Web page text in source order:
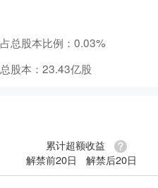
占总股本比例： 0.03%
总股本： 23.43亿股
累计超额收益
解禁前20日
解禁后20日